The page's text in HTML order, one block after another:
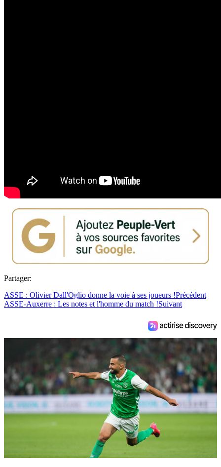
Partager:
ASSE : Olivier Dall'Oglio donne la voie à ses joueurs !Précédent
ASSE-Auxerre : Les notes et l'homme du match !Suivant